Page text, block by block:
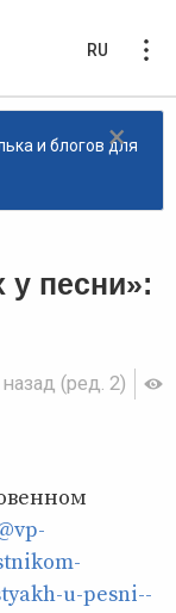
RU
×
и блогов для
у песни»:
(ред. 2)
u-pesni--